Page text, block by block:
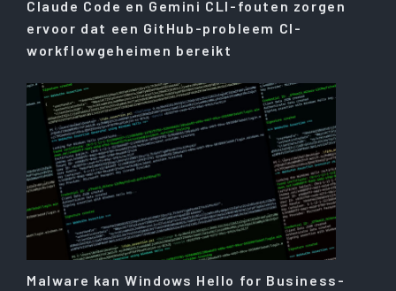
Claude Code en Gemini CLI-fouten zorgen
ervoor dat een GitHub-probleem CI-
workflowgeheimen bereikt
Malware kan Windows Hello for Business-